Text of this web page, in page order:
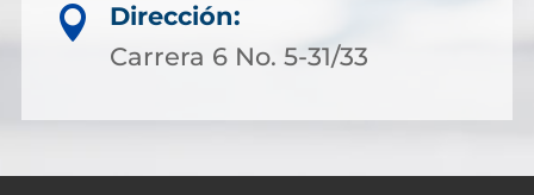

Dirección:
Carrera 6 No. 5-31/33